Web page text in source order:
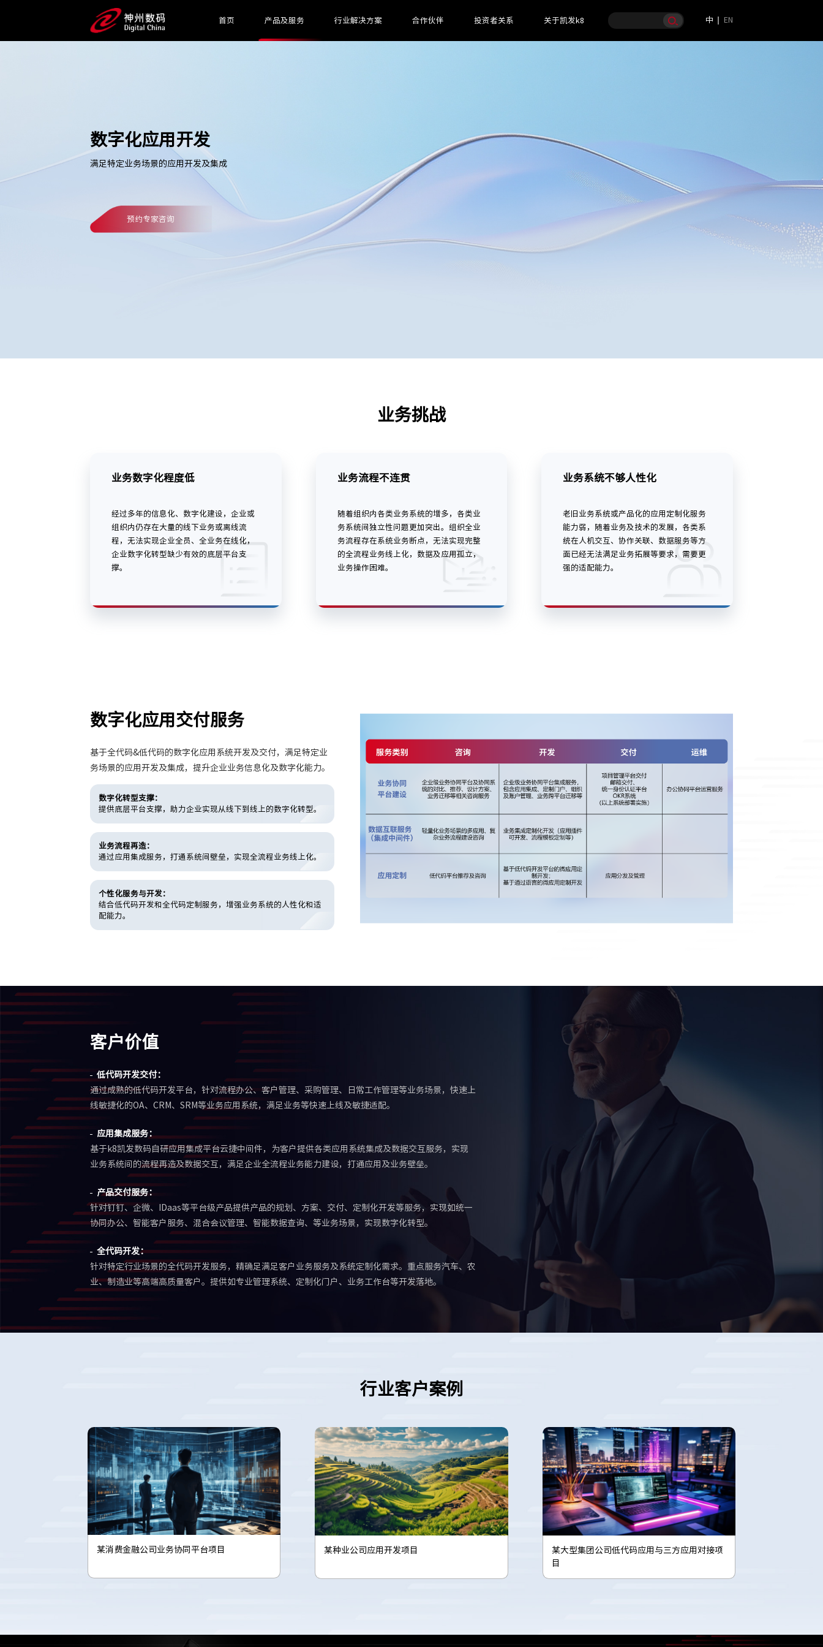
首页 产品及服务 行业解决方案 合作伙伴 投资者关系 关于凯发k8 中 EN
数字化应用开发
满足特定业务场景的应用开发及集成
预约专家咨询
业务挑战
业务数字化程度低
经过多年的信息化、数字化建设，企业或
组织内仍存在大量的线下业务或离线流
程，无法实现企业全员、全业务在线化，
企业数字化转型缺少有效的底层平台支
撑。
业务流程不连贯
随着组织内各类业务系统的增多，各类业
务系统间独立性问题更加突出。组织全业
务流程存在系统业务断点，无法实现完整
的全流程业务线上化，数据及应用孤立，
业务操作困难。
业务系统不够人性化
老旧业务系统或产品化的应用定制化服务
能力弱，随着业务及技术的发展，各类系
统在人机交互、协作关联、数据服务等方
面已经无法满足业务拓展等要求，需要更
强的适配能力。
数字化应用交付服务
基于全代码&低代码的数字化应用系统开发及交付，满足特定业
务场景的应用开发及集成，提升企业业务信息化及数字化能力。
数字化转型支撑：
提供底层平台支撑，助力企业实现从线下到线上的数字化转型。
业务流程再造：
通过应用集成服务，打通系统间壁垒，实现全流程业务线上化。
个性化服务与开发：
结合低代码开发和全代码定制服务，增强业务系统的人性化和适
配能力。
客户价值
低代码开发交付：
通过成熟的低代码开发平台，针对流程办公、客户管理、采购管理、日常工作管理等业务场景，快速上
线敏捷化的OA、CRM、SRM等业务应用系统，满足业务等快速上线及敏捷适配。
应用集成服务：
基于k8凯发数码自研应用集成平台云捷中间件，为客户提供各类应用系统集成及数据交互服务，实现
业务系统间的流程再造及数据交互，满足企业全流程业务能力建设，打通应用及业务壁垒。
产品交付服务：
针对钉钉、企微、IDaas等平台级产品提供产品的规划、方案、交付、定制化开发等服务，实现如统一
协同办公、智能客户服务、混合会议管理、智能数据查询、等业务场景，实现数字化转型。
全代码开发：
针对特定行业场景的全代码开发服务，精确足满足客户业务服务及系统定制化需求。重点服务汽车、农
业、制造业等高端高质量客户。提供如专业管理系统、定制化门户、业务工作台等开发落地。
行业客户案例
某消费金融公司业务协同平台项目 某种业公司应用开发项目
某大型集团公司低代码应用与三方应用对接项
目